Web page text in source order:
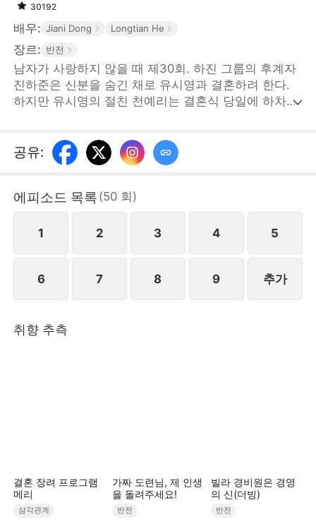
30192
배우: Jiani Dong Longtian He
장르: 반전
남자가 사랑하지 않을 때 제30회. 하진 그룹의 후계자
진하준은 신분을 숨긴 채로 유시영과 결혼하려 한다.
하지만 유시영의 절친 천예리는 결혼식 당일에 하차금
엄마 안희연이 고가의 예물을 들고 나타났지만, 유시영
과 천예리는 예물이 가짜라는 의심이 들어 무례한 짓을
신분을 증명하자 유시영은 그제야 후회막심한다. 하지
만 마음이 내키지 않아 거짓말로 여론을 몰아 진하준을
공격하고 안희연은 증거를 수집하여 경찰에 신고한다.
이한다.STORYMATRIX PTE.LTD
공유:
에피소드 목록 (50 회 )
1 2 3 4 5
6 7 8 9 추가
취향 추측
결혼 장려 프로그램
메리
삼각관계
가짜 도련님, 제 인생
을 돌려주세요!
반전
빌라 경비원은 경영
의 신(더빙)
반전